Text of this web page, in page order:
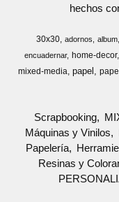
hechos
30x30 adornos album
encuadernar
home-decor
mixed-media papel
Scrapbooking
Máquinas y Vinilos
Papelería
Resinas y